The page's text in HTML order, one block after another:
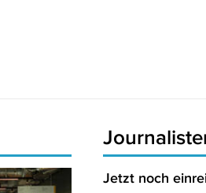
Jetzt noch